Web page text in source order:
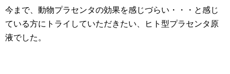
今まで、動物プラセンタの効果を感じづらい・・・と感じ
ている方にトライしていただきたい、ヒト型プラセンタ原
液でした。